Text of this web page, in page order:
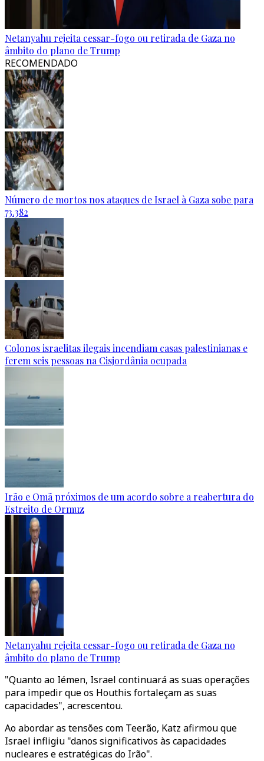
Netanyahu rejeita cessar-fogo ou retirada de Gaza no
âmbito do plano de Trump
RECOMENDADO
Número de mortos nos ataques de Israel à Gaza sobe para
73.382
Colonos israelitas ilegais incendiam casas palestinianas e
ferem seis pessoas na Cisjordânia ocupada
Irão e Omã próximos de um acordo sobre a reabertura do
Estreito de Ormuz
Netanyahu rejeita cessar-fogo ou retirada de Gaza no
âmbito do plano de Trump
"Quanto ao Iémen, Israel continuará as suas operações
para impedir que os Houthis fortaleçam as suas
capacidades", acrescentou.
Ao abordar as tensões com Teerão, Katz afirmou que
Israel infligiu "danos significativos às capacidades
nucleares e estratégicas do Irão".